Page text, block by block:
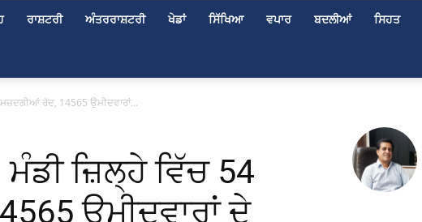
ਰਾਸ਼ਟਰੀ ਅੰਤਰਰਾਸ਼ਟਰੀ ਖੇਡਾਂ ਸਿੱਖਿਆ ਵਪਾਰ ਬਦਲੀਆਂ ਸਿਹਤ
ਰੱਦ, 14565 ਉਮੀਦਵਾਰਾਂ...
ਜ਼ਿਲ੍ਹੇ ਵਿੱਚ 54
ਉਮੀਦਵਾਰਾਂ ਦੇ